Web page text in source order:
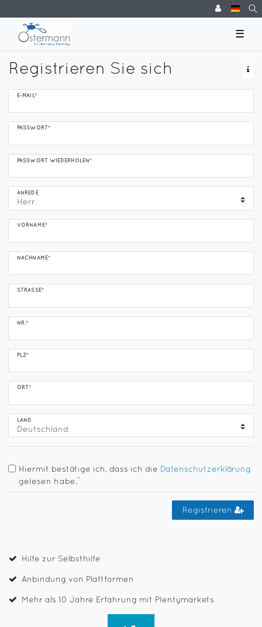
☰
Registrieren Sie sich
E-MAIL*
PASSWORT*
PASSWORT WIEDERHOLEN*
ANREDE
VORNAME*
NACHNAME*
STRASSE*
NR.*
PLZ*
ORT*
LAND
Hiermit bestätige ich, dass ich die Daten­schutz­erklärung
gelesen habe.*
Registrieren
Hilfe zur Selbsthilfe
Anbindung von Plattformen
Mehr als 10 Jahre Erfahrung mit Plentymarkets